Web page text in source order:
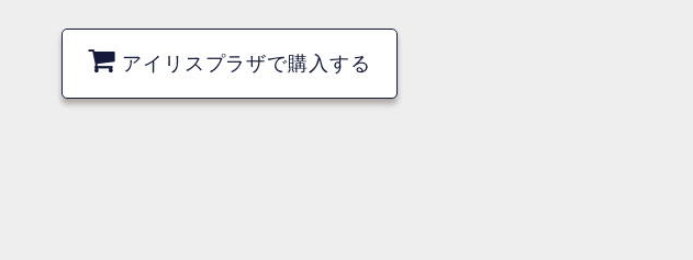
アイリスプラザで購入する